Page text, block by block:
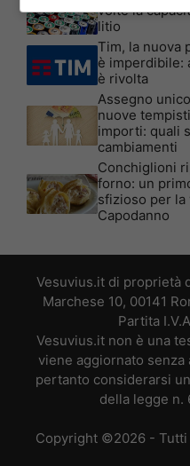
volte la
litio
Tim, la nuova
è imperdibile:
è rivolta
Assegno
nuove
importi: quali
cambiamenti
Conchiglioni
forno: un
sfizioso per la
Capodanno
Vesuvius.it di proprietà
Marchese 10, 00141
Partita
Vesuvius.it non è una
viene aggiornato
pertanto considerarsi
della legge n.
Copyright ©2026 -